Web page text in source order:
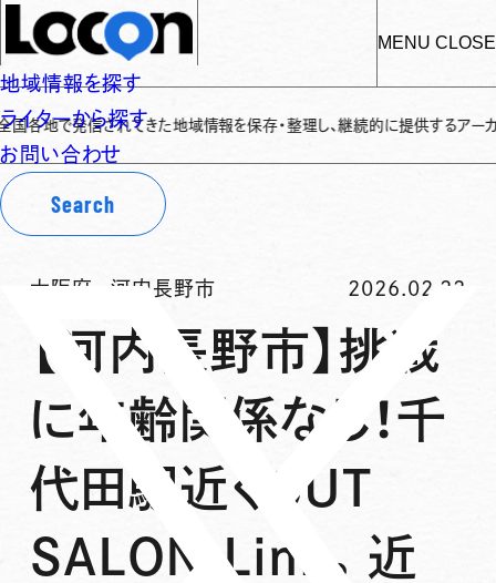
MENU CLOSE
地域情報を探す
ライターから探す
お問い合わせ
Search
てきた地域情報を保存・整理し、継続的に提供するアーカイブサイトです✌
大阪府 -河内長野市 2026.02.22
【河内長野市】挑戦
に年齢関係なし！千
代田駅近くCUT
SALON Link。近